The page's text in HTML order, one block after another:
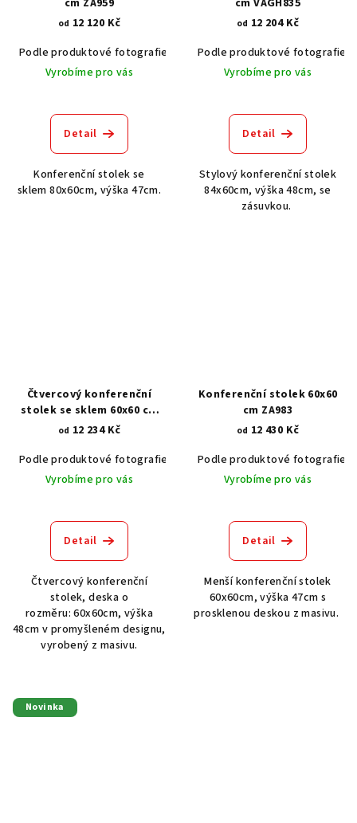
cm ZA959
od 12 120 Kč
Podle produktové fotografie
Akát vintage BT1551
Dub světlý
Vyrobíme pro vás
Detail
Konferenční stolek se
sklem 80x60cm, výška 47cm.
cm VAGH835
od 12 204 Kč
Podle produktové fotografie
Vyrobíme pro vás
Detail
Stylový konferenční stolek
84x60cm, výška 48cm, se
zásuvkou.
Čtvercový konferenční
stolek se sklem 60x60 cm
VAG242
od 12 234 Kč
Podle produktové fotografie
Akát vintage BT1551
Dub světlý
Vyrobíme pro vás
Detail
Čtvercový konferenční
stolek, deska o
rozměru: 60x60cm, výška
48cm v promyšleném designu,
vyrobený z masivu.
Konferenční stolek 60x60
cm ZA983
od 12 430 Kč
Podle produktové fotografie
Vyrobíme pro vás
Detail
Menší konferenční stolek
60x60cm, výška 47cm s
prosklenou deskou z masivu.
Novinka